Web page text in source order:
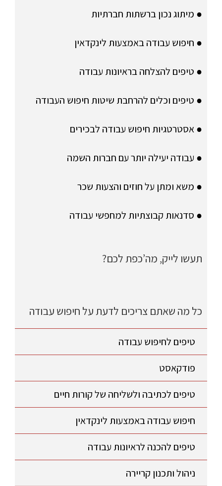
● מיתוג נכון ברשתות חברתיות
● חיפוש עבודה באמצעות לינקדאין
● טיפים להצלחה בראיונות עבודה
● טיפים וכלים להרחבת שיטות חיפוש העבודה
● אסטרטגיות חיפוש עבודה לבכירים
● עבודה יעילה יותר עם חברות השמה
● משא ומתן על חוזים והצעות שכר
● סדנאות קבוצתיות למחפשי עבודה
תעשו לייק, מה’כפת לכם?
כל מה שאתם צריכים לדעת על חיפוש עבודה
טיפים לחיפוש עבודה
פודקאסט
טיפים לכתיבה ולשליחה של קורות חיים
חיפוש עבודה באמצעות לינקדאין
טיפים להכנה לראיונות עבודה
ניהול ותכנון קריירה